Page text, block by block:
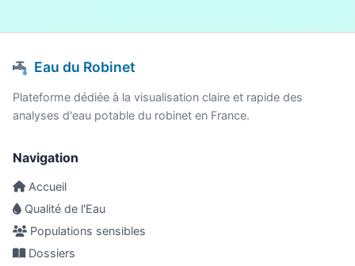
Eau du Robinet
Plateforme dédiée à la visualisation claire et rapide des
analyses d'eau potable du robinet en France.
Navigation
Accueil
Qualité de l'Eau
Populations sensibles
Dossiers